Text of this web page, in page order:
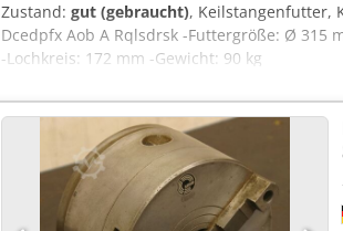
Zustand: gut (gebraucht), Keilstangenfutter,
Dcedpfx Aob A Rqlsdrsk -Futtergröße: Ø 315
-Lochkreis: 172 mm -Gewicht: 90 kg